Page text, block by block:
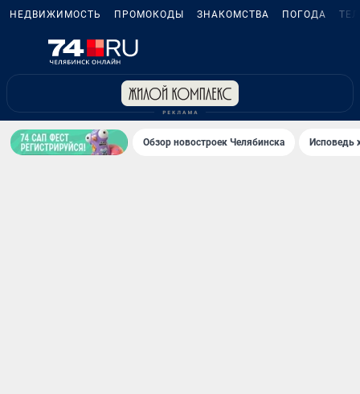
НЕДВИЖИМОСТЬ ПРОМОКОДЫ ЗНАКОМСТВА ПОГОДА
Обзор новостроек Челябинска Исповедь